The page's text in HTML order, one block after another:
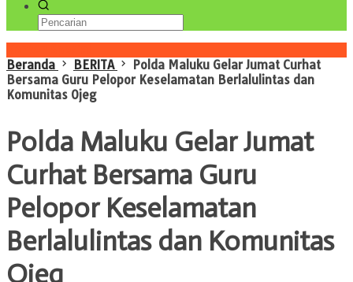
Beranda
BERITA
Polda Maluku Gelar Jumat Curhat
Bersama Guru Pelopor Keselamatan Berlalulintas dan
Komunitas Ojeg
Polda Maluku Gelar Jumat
Curhat Bersama Guru
Pelopor Keselamatan
Berlalulintas dan Komunitas
Ojeg